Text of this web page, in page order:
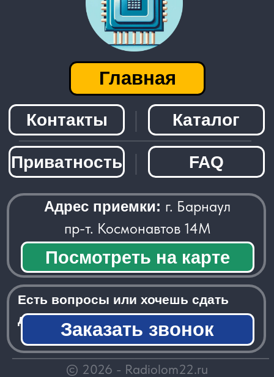
─────────────────────
© 2026 - Radiolom22.ru
Есть вопросы или хочешь сдать
Заказать звонок
Посмотреть на карте
Адрес приемки:г. Барнаул
пр-т. Космонавтов 14М